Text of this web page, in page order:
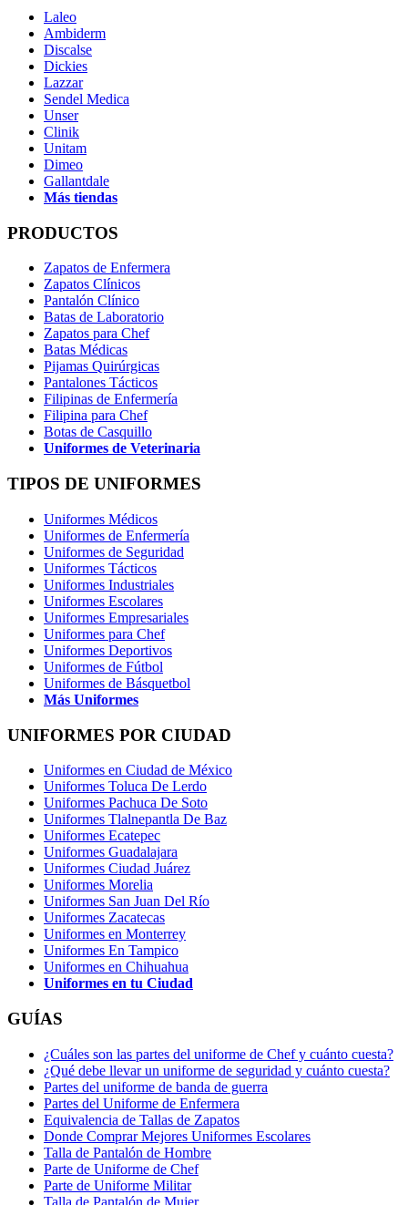
Laleo
Ambiderm
Discalse
Dickies
Lazzar
Sendel Medica
Unser
Clinik
Unitam
Dimeo
Gallantdale
Más tiendas
PRODUCTOS
Zapatos de Enfermera
Zapatos Clínicos
Pantalón Clínico
Batas de Laboratorio
Zapatos para Chef
Batas Médicas
Pijamas Quirúrgicas
Pantalones Tácticos
Filipinas de Enfermería
Filipina para Chef
Botas de Casquillo
Uniformes de Veterinaria
TIPOS DE UNIFORMES
Uniformes Médicos
Uniformes de Enfermería
Uniformes de Seguridad
Uniformes Tácticos
Uniformes Industriales
Uniformes Escolares
Uniformes Empresariales
Uniformes para Chef
Uniformes Deportivos
Uniformes de Fútbol
Uniformes de Básquetbol
Más Uniformes
UNIFORMES POR CIUDAD
Uniformes en Ciudad de México
Uniformes Toluca De Lerdo
Uniformes Pachuca De Soto
Uniformes Tlalnepantla De Baz
Uniformes Ecatepec
Uniformes Guadalajara
Uniformes Ciudad Juárez
Uniformes Morelia
Uniformes San Juan Del Río
Uniformes Zacatecas
Uniformes en Monterrey
Uniformes En Tampico
Uniformes en Chihuahua
Uniformes en tu Ciudad
GUÍAS
¿Cuáles son las partes del uniforme de Chef y cuánto cuesta?
¿Qué debe llevar un uniforme de seguridad y cuánto cuesta?
Partes del uniforme de banda de guerra
Partes del Uniforme de Enfermera
Equivalencia de Tallas de Zapatos
Donde Comprar Mejores Uniformes Escolares
Talla de Pantalón de Hombre
Parte de Uniforme de Chef
Parte de Uniforme Militar
Talla de Pantalón de Mujer